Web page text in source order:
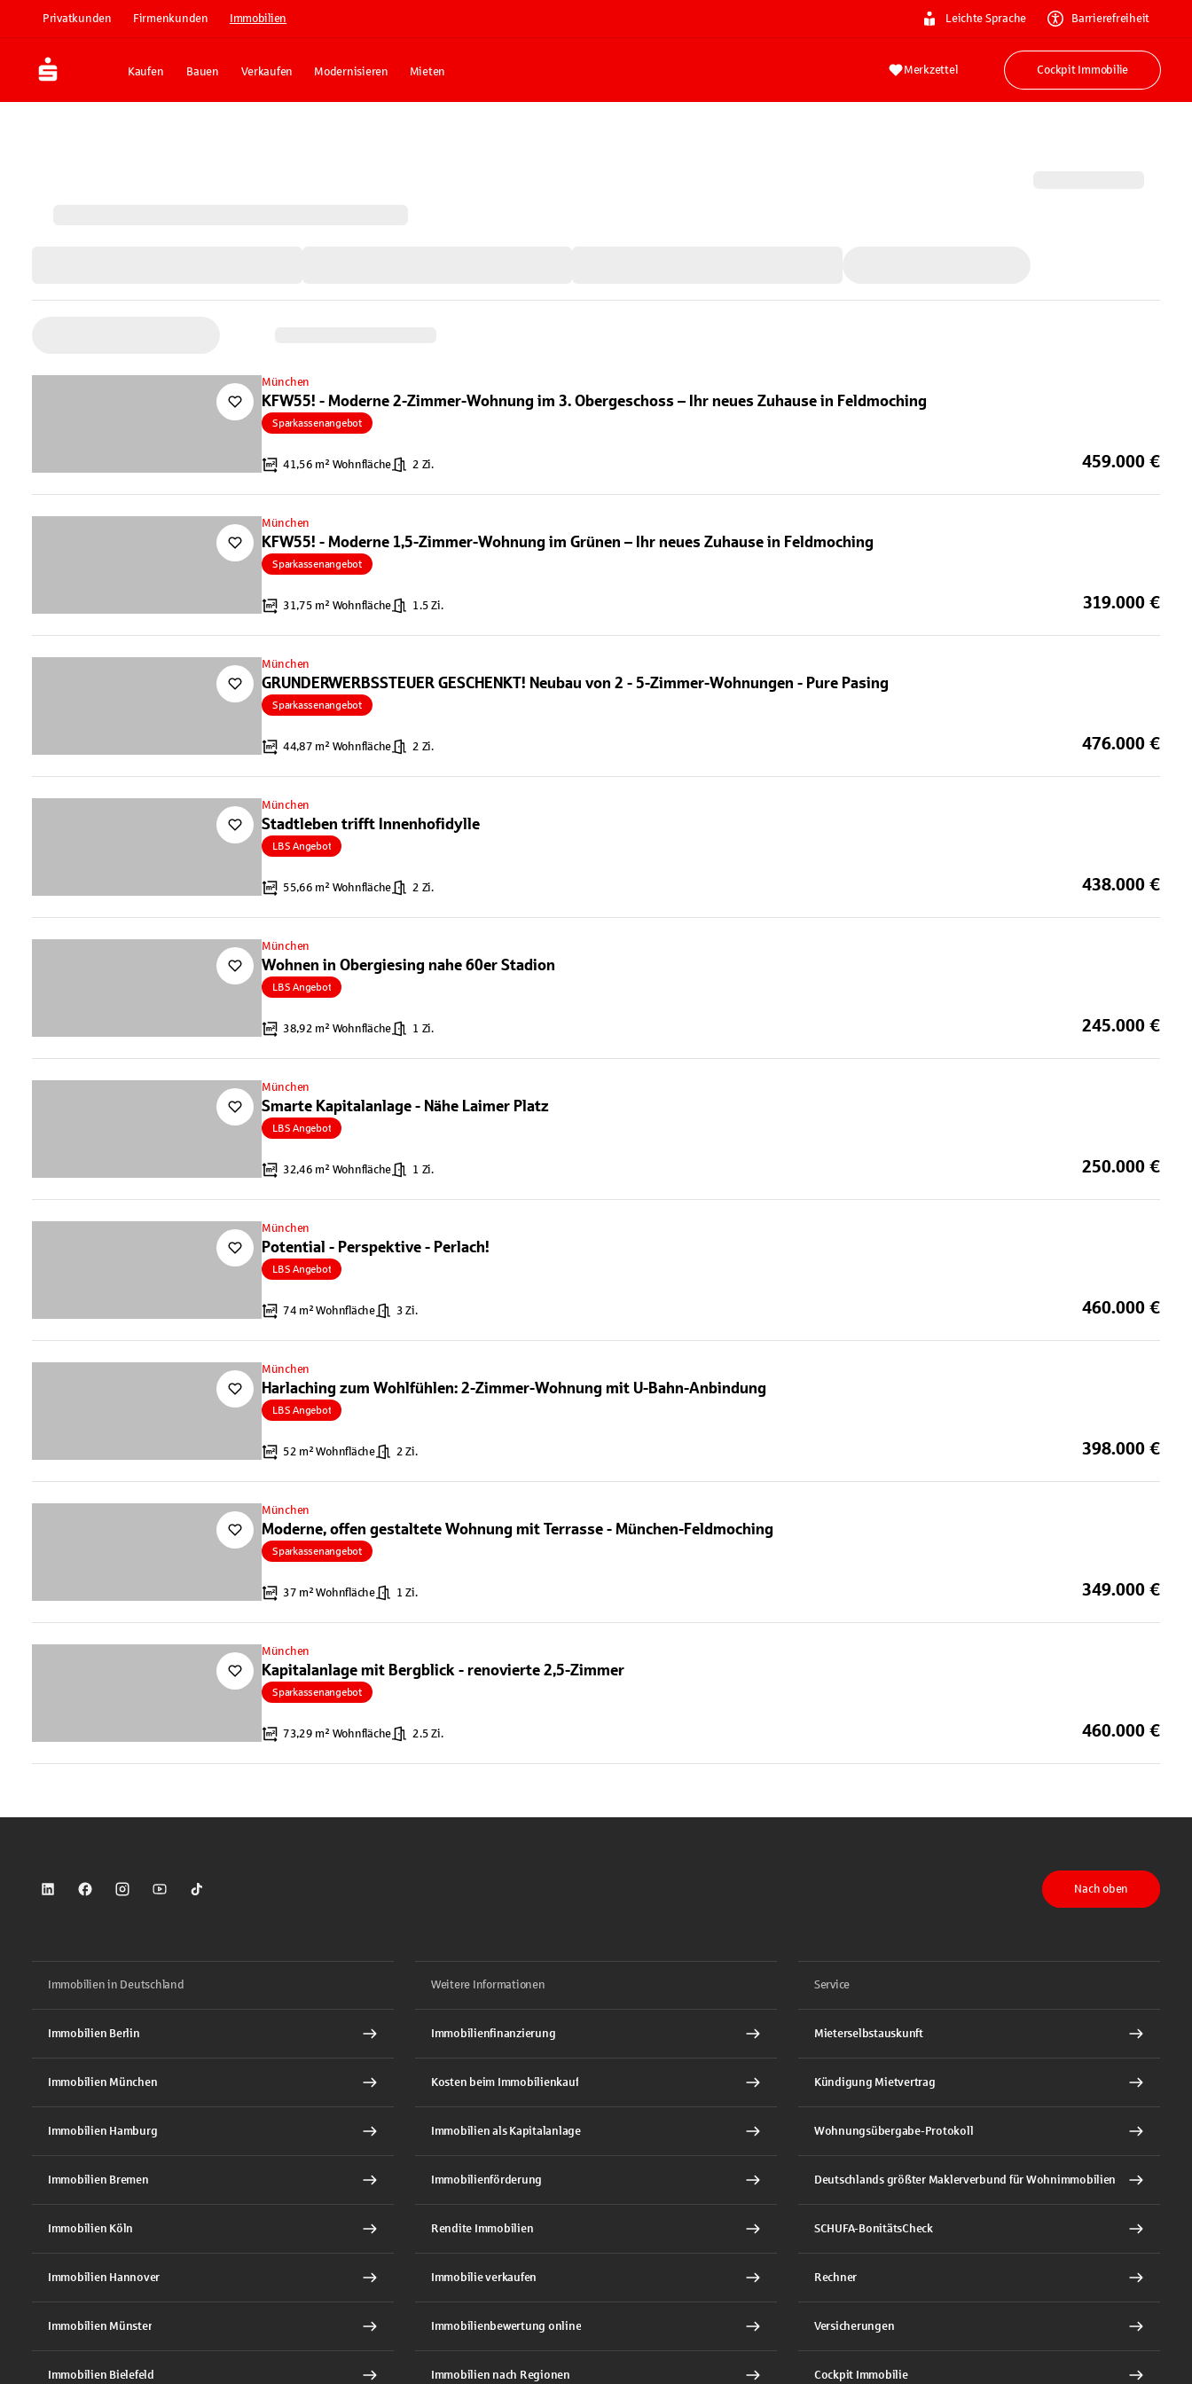
Privatkunden Firmenkunden Immobilien Leichte Sprache Barrierefreiheit
Kaufen Bauen Verkaufen Modernisieren Mieten Merkzettel Cockpit Immobilie
München
KFW55! - Moderne 2-Zimmer-Wohnung im 3. Obergeschoss – Ihr neues Zuhause in Feldmoching
Sparkassenangebot
41,56 m² Wohnfläche 2 Zi. 459.000 €
München
KFW55! - Moderne 1,5-Zimmer-Wohnung im Grünen – Ihr neues Zuhause in Feldmoching
Sparkassenangebot
31,75 m² Wohnfläche 1.5 Zi. 319.000 €
München
GRUNDERWERBSSTEUER GESCHENKT! Neubau von 2 - 5-Zimmer-Wohnungen - Pure Pasing
Sparkassenangebot
44,87 m² Wohnfläche 2 Zi. 476.000 €
München
Stadtleben trifft Innenhofidylle
LBS Angebot
55,66 m² Wohnfläche 2 Zi. 438.000 €
München
Wohnen in Obergiesing nahe 60er Stadion
LBS Angebot
38,92 m² Wohnfläche 1 Zi. 245.000 €
München
Smarte Kapitalanlage - Nähe Laimer Platz
LBS Angebot
32,46 m² Wohnfläche 1 Zi. 250.000 €
München
Potential - Perspektive - Perlach!
LBS Angebot
74 m² Wohnfläche 3 Zi. 460.000 €
München
Harlaching zum Wohlfühlen: 2-Zimmer-Wohnung mit U-Bahn-Anbindung
LBS Angebot
52 m² Wohnfläche 2 Zi. 398.000 €
München
Moderne, offen gestaltete Wohnung mit Terrasse - München-Feldmoching
Sparkassenangebot
37 m² Wohnfläche 1 Zi. 349.000 €
München
Kapitalanlage mit Bergblick - renovierte 2,5-Zimmer
Sparkassenangebot
73,29 m² Wohnfläche 2.5 Zi. 460.000 €
Sparkasse auf LinkedIn
Sparkasse auf Facebook
Sparkasse auf Instagram
Sparkasse auf YouTube
Sparkasse auf TikTok
Nach oben
Immobilien in Deutschland
Immobilien Berlin
Immobilien München
Immobilien Hamburg
Immobilien Bremen
Immobilien Köln
Immobilien Hannover
Immobilien Münster
Immobilien Bielefeld
Weitere Informationen
Immobilienfinanzierung
Kosten beim Immobilienkauf
Immobilien als Kapitalanlage
Immobilienförderung
Rendite Immobilien
Immobilie verkaufen
Immobilienbewertung online
Immobilien nach Regionen
Service
Mieterselbstauskunft
Kündigung Mietvertrag
Wohnungsübergabe-Protokoll
Deutschlands größter Maklerverbund für Wohnimmobilien
SCHUFA-BonitätsCheck
Rechner
Versicherungen
Cockpit Immobilie